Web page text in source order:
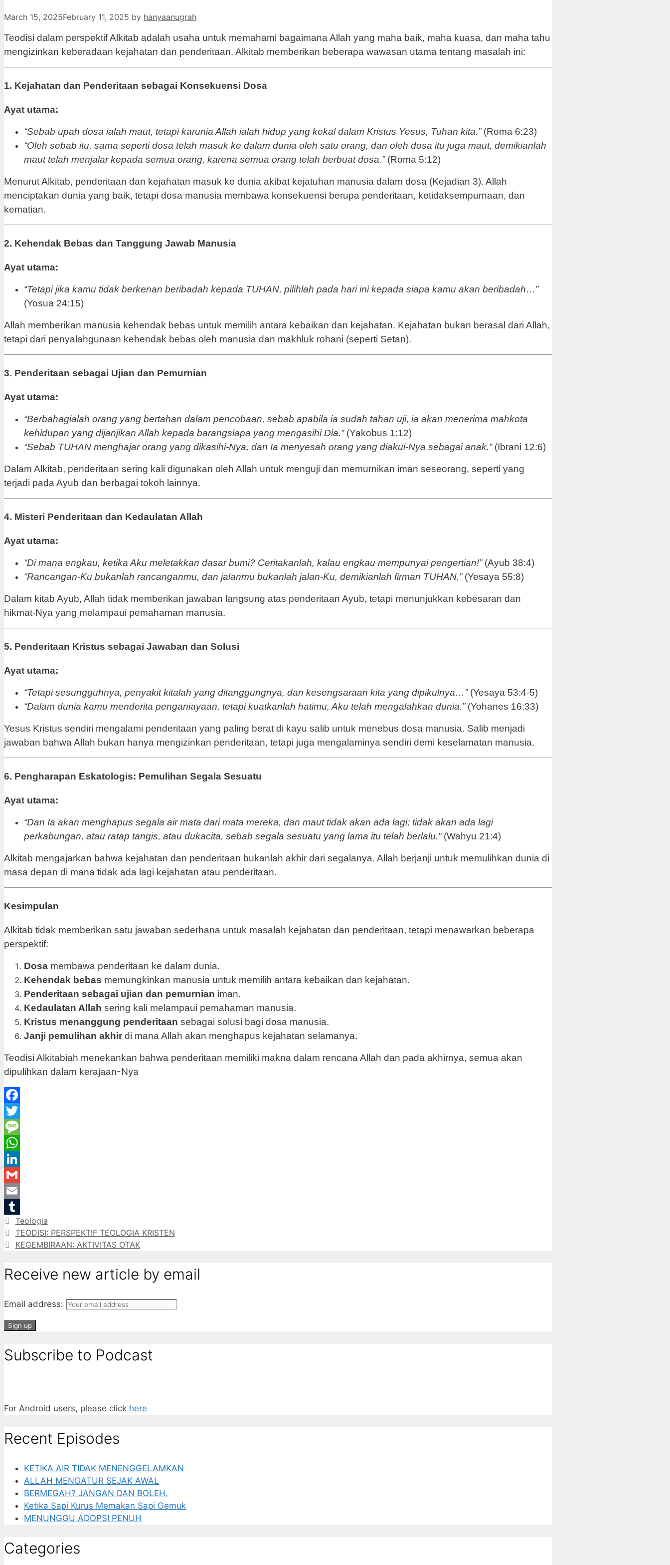
March 15, 2025February 11, 2025 by hanyaanugrah
Teodisi dalam perspektif Alkitab adalah usaha untuk memahami bagaimana Allah yang maha baik, maha kuasa, dan maha tahu
mengizinkan keberadaan kejahatan dan penderitaan. Alkitab memberikan beberapa wawasan utama tentang masalah ini:
1. Kejahatan dan Penderitaan sebagai Konsekuensi Dosa
Ayat utama:
“Sebab upah dosa ialah maut, tetapi karunia Allah ialah hidup yang kekal dalam Kristus Yesus, Tuhan kita.”(Roma 6:23)
“Oleh sebab itu, sama seperti dosa telah masuk ke dalam dunia oleh satu orang, dan oleh dosa itu juga maut, demikianlah
maut telah menjalar kepada semua orang, karena semua orang telah berbuat dosa.”(Roma 5:12)
Menurut Alkitab, penderitaan dan kejahatan masuk ke dunia akibat kejatuhan manusia dalam dosa (Kejadian 3). Allah
menciptakan dunia yang baik, tetapi dosa manusia membawa konsekuensi berupa penderitaan, ketidaksempurnaan, dan
kematian.
2. Kehendak Bebas dan Tanggung Jawab Manusia
Ayat utama:
“Tetapi jika kamu tidak berkenan beribadah kepada TUHAN, pilihlah pada hari ini kepada siapa kamu akan beribadah…”
(Yosua 24:15)
Allah memberikan manusia kehendak bebas untuk memilih antara kebaikan dan kejahatan. Kejahatan bukan berasal dari Allah,
tetapi dari penyalahgunaan kehendak bebas oleh manusia dan makhluk rohani (seperti Setan).
3. Penderitaan sebagai Ujian dan Pemurnian
Ayat utama:
“Berbahagialah orang yang bertahan dalam pencobaan, sebab apabila ia sudah tahan uji, ia akan menerima mahkota
kehidupan yang dijanjikan Allah kepada barangsiapa yang mengasihi Dia.”(Yakobus 1:12)
“Sebab TUHAN menghajar orang yang dikasihi-Nya, dan Ia menyesah orang yang diakui-Nya sebagai anak.”(Ibrani 12:6)
Dalam Alkitab, penderitaan sering kali digunakan oleh Allah untuk menguji dan memurnikan iman seseorang, seperti yang
terjadi pada Ayub dan berbagai tokoh lainnya.
4. Misteri Penderitaan dan Kedaulatan Allah
Ayat utama:
“Di mana engkau, ketika Aku meletakkan dasar bumi? Ceritakanlah, kalau engkau mempunyai pengertian!”(Ayub 38:4)
“Rancangan-Ku bukanlah rancanganmu, dan jalanmu bukanlah jalan-Ku, demikianlah firman TUHAN.”(Yesaya 55:8)
Dalam kitab Ayub, Allah tidak memberikan jawaban langsung atas penderitaan Ayub, tetapi menunjukkan kebesaran dan
hikmat-Nya yang melampaui pemahaman manusia.
5. Penderitaan Kristus sebagai Jawaban dan Solusi
Ayat utama:
“Tetapi sesungguhnya, penyakit kitalah yang ditanggungnya, dan kesengsaraan kita yang dipikulnya…”(Yesaya 53:4-5)
“Dalam dunia kamu menderita penganiayaan, tetapi kuatkanlah hatimu, Aku telah mengalahkan dunia.”(Yohanes 16:33)
Yesus Kristus sendiri mengalami penderitaan yang paling berat di kayu salib untuk menebus dosa manusia. Salib menjadi
jawaban bahwa Allah bukan hanya mengizinkan penderitaan, tetapi juga mengalaminya sendiri demi keselamatan manusia.
6. Pengharapan Eskatologis: Pemulihan Segala Sesuatu
Ayat utama:
“Dan Ia akan menghapus segala air mata dari mata mereka, dan maut tidak akan ada lagi; tidak akan ada lagi
perkabungan, atau ratap tangis, atau dukacita, sebab segala sesuatu yang lama itu telah berlalu.”(Wahyu 21:4)
Alkitab mengajarkan bahwa kejahatan dan penderitaan bukanlah akhir dari segalanya. Allah berjanji untuk memulihkan dunia di
masa depan di mana tidak ada lagi kejahatan atau penderitaan.
Kesimpulan
Alkitab tidak memberikan satu jawaban sederhana untuk masalah kejahatan dan penderitaan, tetapi menawarkan beberapa
perspektif:
Dosa membawa penderitaan ke dalam dunia.
Kehendak bebas memungkinkan manusia untuk memilih antara kebaikan dan kejahatan.
Penderitaan sebagai ujian dan pemurnian iman.
Kedaulatan Allah sering kali melampaui pemahaman manusia.
Kristus menanggung penderitaan sebagai solusi bagi dosa manusia.
Janji pemulihan akhir di mana Allah akan menghapus kejahatan selamanya.
Teodisi Alkitabiah menekankan bahwa penderitaan memiliki makna dalam rencana Allah dan pada akhirnya, semua akan
dipulihkan dalam kerajaan-Nya
Facebook
Twitter
Message
WhatsApp
LinkedIn
Gmail
Email
Tumblr
Categories
Teologia
TEODISI: PERSPEKTIF TEOLOGIA KRISTEN
KEGEMBIRAAN: AKTIVITAS OTAK
Receive new article by email
Email address:
Subscribe to Podcast
For Android users, please click here
Recent Episodes
KETIKA AIR TIDAK MENENGGELAMKAN
ALLAH MENGATUR SEJAK AWAL
BERMEGAH? JANGAN DAN BOLEH.
Ketika Sapi Kurus Memakan Sapi Gemuk
MENUNGGU ADOPSI PENUH
Categories